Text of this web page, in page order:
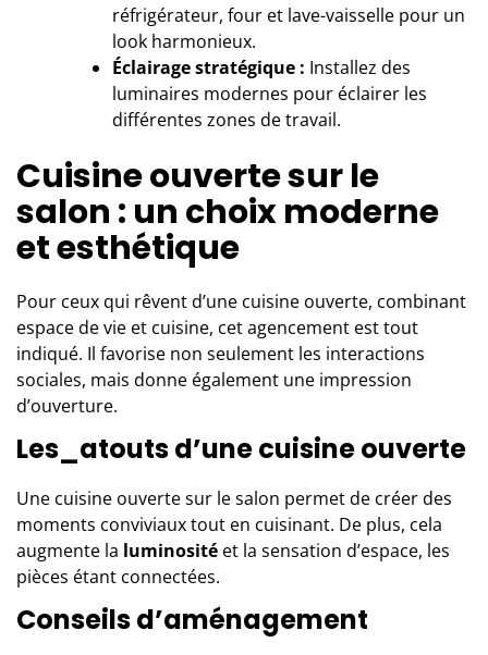
réfrigérateur, four et lave-vaisselle pour un
look harmonieux.
Éclairage stratégique : Installez des
luminaires modernes pour éclairer les
différentes zones de travail.
Cuisine ouverte sur le
salon : un choix moderne
et esthétique
Pour ceux qui rêvent d’une cuisine ouverte, combinant
espace de vie et cuisine, cet agencement est tout
indiqué. Il favorise non seulement les interactions
sociales, mais donne également une impression
d’ouverture.
Les_atouts d’une cuisine ouverte
Une cuisine ouverte sur le salon permet de créer des
moments conviviaux tout en cuisinant. De plus, cela
augmente la luminosité et la sensation d’espace, les
pièces étant connectées.
Conseils d’aménagement